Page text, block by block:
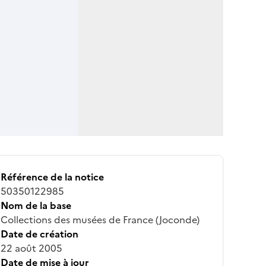
Référence de la notice
50350122985
Nom de la base
Collections des musées de France (Joconde)
Date de création
22 août 2005
Date de mise à jour